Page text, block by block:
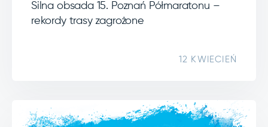
Silna obsada 15. Poznań Półmaratonu –
rekordy trasy zagrożone
12 KWIECIEŃ